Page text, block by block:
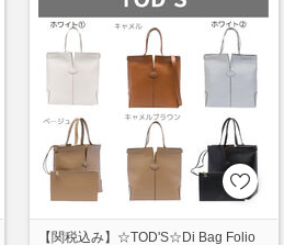
【関税込み】☆TOD'S☆Di Bag Folio